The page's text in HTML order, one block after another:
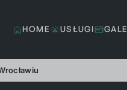
HOME USŁUGI